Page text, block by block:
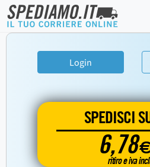
Login
SPEDISCI
6,78€
ritiro e iva